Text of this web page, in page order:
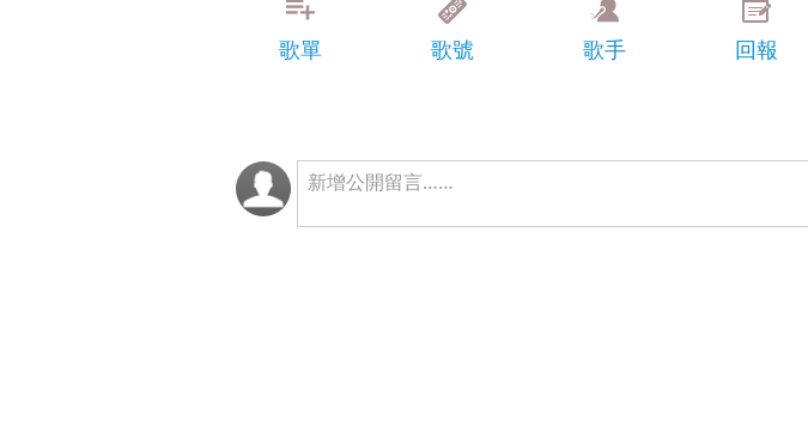
歌單 歌號 歌手 回報